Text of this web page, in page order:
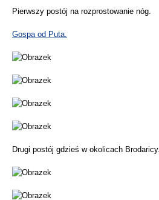
Pierwszy postój na rozprostowanie nóg.
Gospa od Puta.
Drugi postój gdzieś w okolicach Brodaricy.